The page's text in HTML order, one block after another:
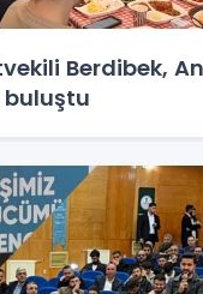
Berdibek,
buluştu